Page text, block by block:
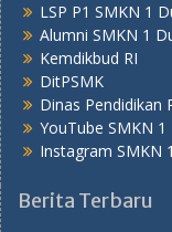
LSP P1 SMKN 1
Alumni SMKN 1
Kemdikbud RI
DitPSMK
Dinas Pendidikan
YouTube SMKN
Instagram SMKN
Berita Terbaru